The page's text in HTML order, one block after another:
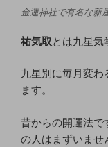
金運神社で有名な新
祐気取とは九星気
九星別に毎月変わ
ます。
昔からの開運法で
の人はまずいませ